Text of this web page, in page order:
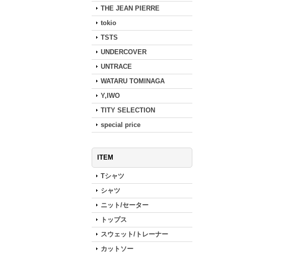
THE JEAN PIERRE
tokio
TSTS
UNDERCOVER
UNTRACE
WATARU TOMINAGA
Y,IWO
TITY SELECTION
special price
ITEM
Tシャツ
シャツ
ニット/セーター
トップス
スウェット/トレーナー
カットソー